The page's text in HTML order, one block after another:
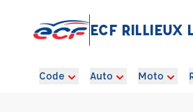
ECF RILLIEUX
Code Auto Moto